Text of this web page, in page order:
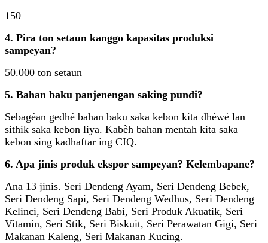
150
4. Pira ton setaun kanggo kapasitas produksi
sampeyan?
50.000 ton setaun
5. Bahan baku panjenengan saking pundi?
Sebagéan gedhé bahan baku saka kebon kita dhéwé lan
sithik saka kebon liya. Kabèh bahan mentah kita saka
kebon sing kadhaftar ing CIQ.
6. Apa jinis produk ekspor sampeyan? Kelembapane?
Ana 13 jinis. Seri Dendeng Ayam, Seri Dendeng Bebek,
Seri Dendeng Sapi, Seri Dendeng Wedhus, Seri Dendeng
Kelinci, Seri Dendeng Babi, Seri Produk Akuatik, Seri
Vitamin, Seri Stik, Seri Biskuit, Seri Perawatan Gigi, Seri
Makanan Kaleng, Seri Makanan Kucing.